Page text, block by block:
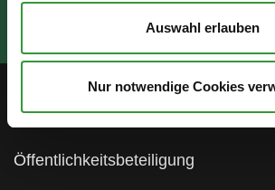
Auswahl erlauben
Nur notwendige Cookies
Öffentlichkeitsbeteiligung